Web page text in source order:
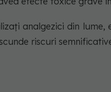
analgezici din lume,
riscuri